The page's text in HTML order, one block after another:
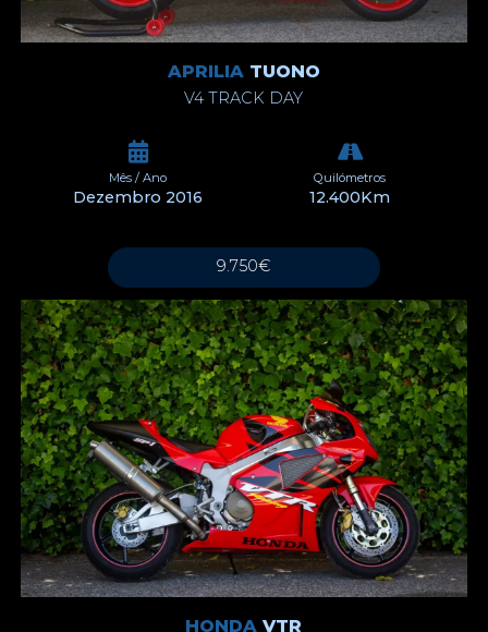
APRILIATUONO
V4 TRACK DAY
Mês / Ano
Dezembro 2016
Quilómetros
12.400Km
9.750€
HONDA VTR